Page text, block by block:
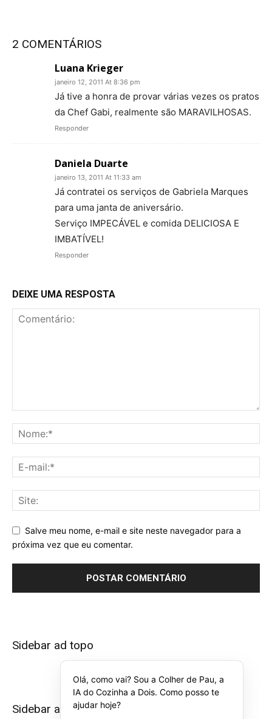
2 COMENTÁRIOS
Luana Krieger
janeiro 12, 2011 At 8:36 pm
Já tive a honra de provar várias vezes os pratos
da Chef Gabi, realmente são MARAVILHOSAS.
Responder
Daniela Duarte
janeiro 13, 2011 At 11:33 am
Já contratei os serviços de Gabriela Marques
para uma janta de aniversário.
Serviço IMPECÁVEL e comida DELICIOSA E
IMBATÍVEL!
Responder
DEIXE UMA RESPOSTA
Salve meu nome, e-mail e site neste navegador para a
próxima vez que eu comentar.
Sidebar ad topo
Sidebar ad bottom
Olá, como vai? Sou a Colher de Pau, a
IA do Cozinha a Dois. Como posso te
ajudar hoje?